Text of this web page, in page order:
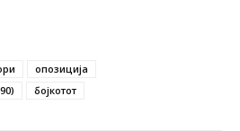
опозиција
бојкотот